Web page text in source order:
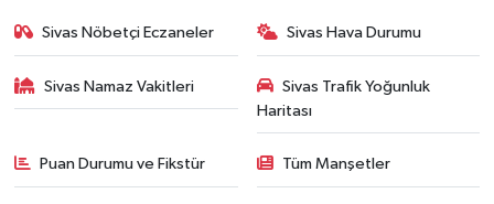
Sivas Nöbetçi Eczaneler Sivas Hava Durumu
Sivas Namaz Vakitleri
Sivas Trafik Yoğunluk
Haritası
Puan Durumu ve Fikstür Tüm Manşetler